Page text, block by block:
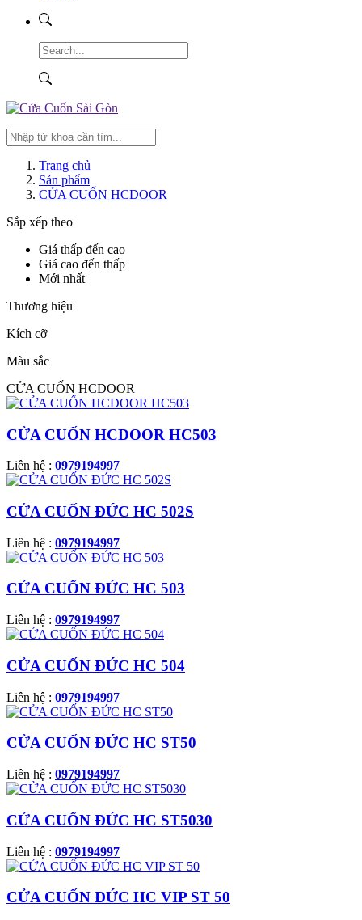
Trang chủ
Sản phẩm
CỬA CUỐN HCDOOR
Sắp xếp theo
Giá thấp đến cao
Giá cao đến thấp
Mới nhất
Thương hiệu
Kích cỡ
Màu sắc
CỬA CUỐN HCDOOR
CỬA CUỐN HCDOOR HC503
Liên hệ : 0979194997
CỬA CUỐN ĐỨC HC 502S
Liên hệ : 0979194997
CỬA CUỐN ĐỨC HC 503
Liên hệ : 0979194997
CỬA CUỐN ĐỨC HC 504
Liên hệ : 0979194997
CỬA CUỐN ĐỨC HC ST50
Liên hệ : 0979194997
CỬA CUỐN ĐỨC HC ST5030
Liên hệ : 0979194997
CỬA CUỐN ĐỨC HC VIP ST 50